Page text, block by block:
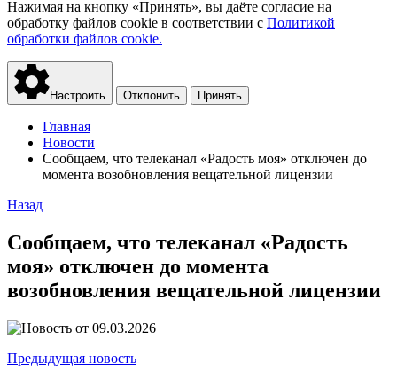
Нажимая на кнопку «Принять», вы даёте согласие на
обработку файлов cookie в соответствии с Политикой
обработки файлов cookie.
Настроить Отклонить Принять
Главная
Новости
Сообщаем, что телеканал «Радость моя» отключен до
момента возобновления вещательной лицензии
Назад
Сообщаем, что телеканал «Радость
моя» отключен до момента
возобновления вещательной лицензии
09.03.2026
Предыдущая новость